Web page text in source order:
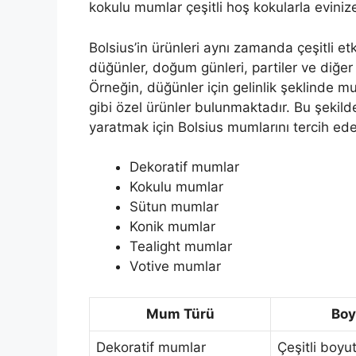
kokulu mumlar çeşitli hoş kokularla
Bolsius’in ürünleri aynı zamanda çeşitli
düğünler, doğum günleri, partiler ve
Örneğin, düğünler için gelinlik şeklinde
gibi özel ürünler bulunmaktadır. Bu
yaratmak için Bolsius mumlarını tercih
Dekoratif mumlar
Kokulu mumlar
Sütun mumlar
Konik mumlar
Tealight mumlar
Votive mumlar
Mum Türü
Dekoratif mumlar Çeşitli